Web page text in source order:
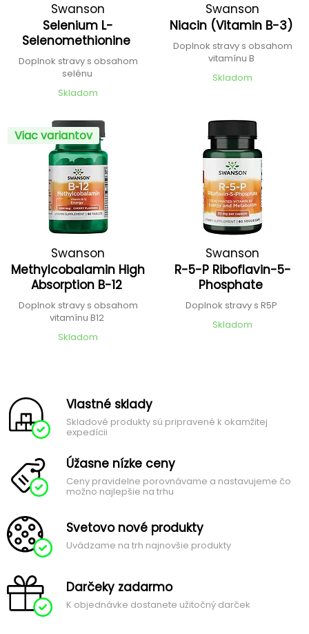
Swanson
Selenium L-
Selenomethionine
Doplnok stravy s obsahom
selénu
Skladom
Swanson
Niacin (Vitamin B-3)
Doplnok stravy s obsahom
vitamínu B
Skladom
Viac variantov
Swanson
Methylcobalamin High
Absorption B-12
Doplnok stravy s obsahom
vitamínu B12
Skladom
Swanson
R-5-P Riboflavin-5-
Phosphate
Doplnok stravy s R5P
Skladom
Vlastné sklady
Skladové produkty sú pripravené k okamžitej
expedícii
Úžasne nízke ceny
Ceny pravidelne porovnávame a nastavujeme čo
možno najlepšie na trhu
Svetovo nové produkty
Uvádzame na trh najnovšie produkty
Darčeky zadarmo
K objednávke dostanete užitočný darček